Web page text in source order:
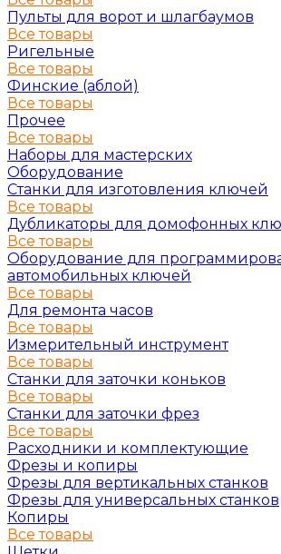
Пульты для ворот и шлагбаумов
Все товары
Ригельные
Все товары
Финские (аблой)
Все товары
Прочее
Все товары
Наборы для мастерских
Оборудование
Станки для изготовления ключей
Все товары
Дубликаторы для домофонных
Все товары
Оборудование для
автомобильных ключей
Все товары
Для ремонта часов
Все товары
Измерительный инструмент
Все товары
Станки для заточки коньков
Все товары
Станки для заточки фрез
Все товары
Расходники и комплектующие
Фрезы и копиры
Фрезы для вертикальных станков
Фрезы для универсальных станков
Копиры
Все товары